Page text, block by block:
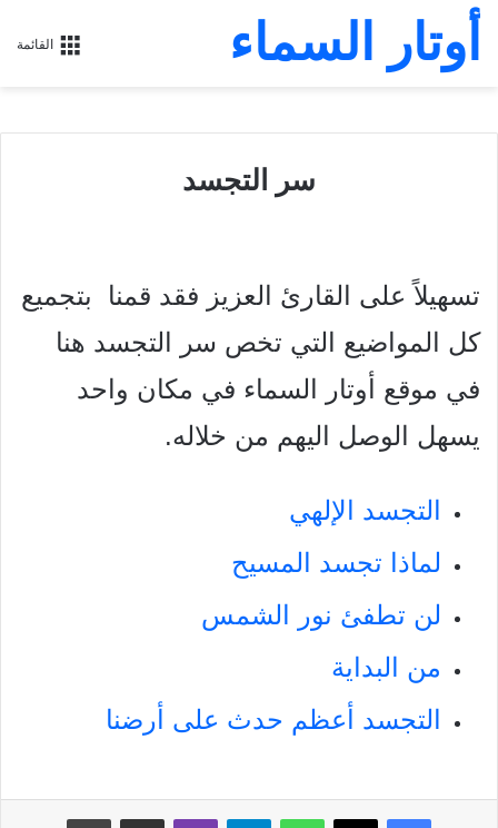
القائمة أوتار السماء
سر التجسد
تسهيلاً على القارئ العزيز فقد قمنا بتجميع
كل المواضيع التي تخص سر التجسد هنا
في موقع أوتار السماء في مكان واحد
يسهل الوصل اليهم من خلاله.
التجسد الإلهي
لماذا تجسد المسيح
لن تطفئ نور الشمس
من البداية
التجسد أعظم حدث على أرضنا
فيسبوك‫X واتسابتيلقرامڤايبر مشاركة عبر البريد طباعة